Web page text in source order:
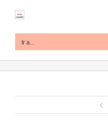
contenido
Ir a...